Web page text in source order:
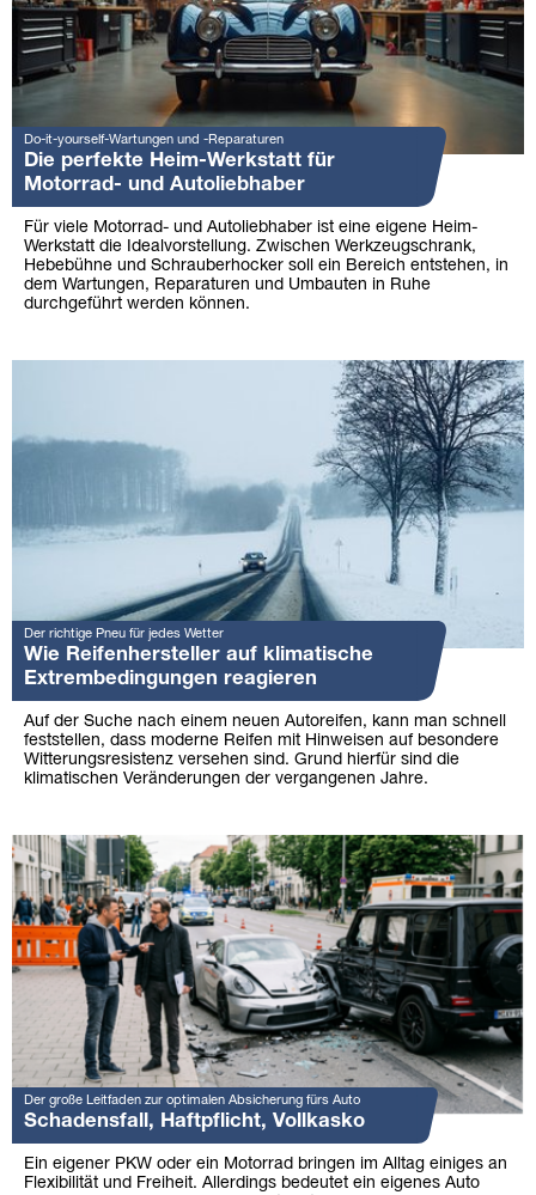
Do-it-yourself-Wartungen und -Reparaturen
Die perfekte Heim-Werkstatt für
Motorrad- und Autoliebhaber
Für viele Motorrad- und Autoliebhaber ist eine eigene Heim-
Werkstatt die Idealvorstellung. Zwischen Werkzeugschrank,
Hebebühne und Schrauberhocker soll ein Bereich entstehen, in
dem Wartungen, Reparaturen und Umbauten in Ruhe
durchgeführt werden können.
Der richtige Pneu für jedes Wetter
Wie Reifenhersteller auf klimatische
Extrembedingungen reagieren
Auf der Suche nach einem neuen Autoreifen, kann man schnell
feststellen, dass moderne Reifen mit Hinweisen auf besondere
Witterungsresistenz versehen sind. Grund hierfür sind die
klimatischen Veränderungen der vergangenen Jahre.
Der große Leitfaden zur optimalen Absicherung fürs Auto
Schadensfall, Haftpflicht, Vollkasko
Ein eigener PKW oder ein Motorrad bringen im Alltag einiges an
Flexibilität und Freiheit. Allerdings bedeutet ein eigenes Auto